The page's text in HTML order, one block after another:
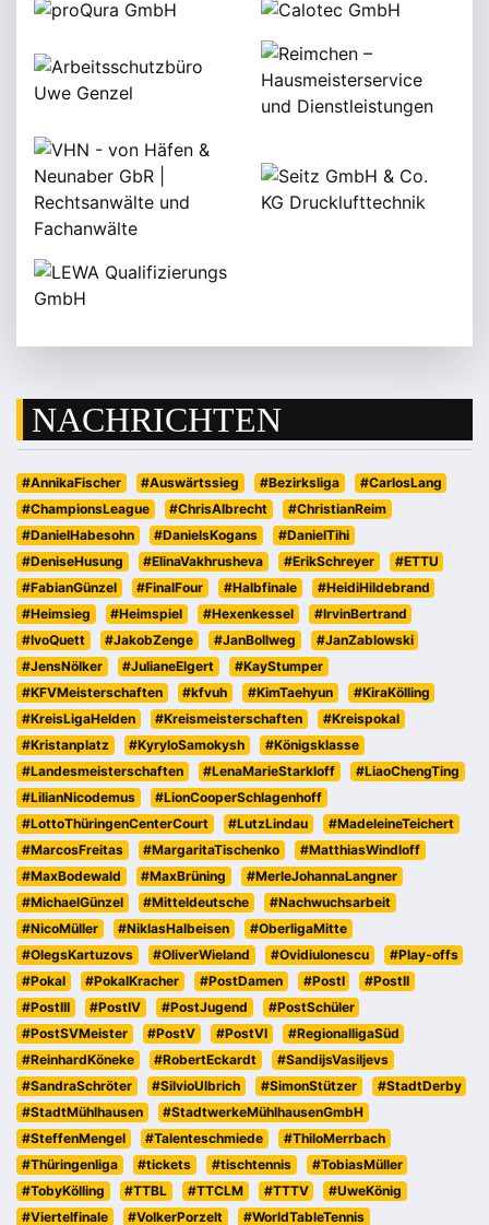
NACHRICHTEN
#AnnikaFischer #Auswärtssieg #Bezirksliga
#CarlosLang
#ChampionsLeague
#ChrisAlbrecht
#ChristianReim
#DanielHabesohn
#DanielsKogans
#DanielTihi
#DeniseHusung
#ElinaVakhrusheva #ErikSchreyer
#ETTU
#FabianGünzel
#FinalFour #Halbfinale
#HeidiHildebrand
#Heimsieg
#Heimspiel #Hexenkessel
#IrvinBertrand
#IvoQuett
#JakobZenge #JanBollweg
#JanZablowski
#JensNölker
#JulianeElgert
#KayStumper
#KFVMeisterschaften
#kfvuh #KimTaehyun
#KiraKölling
#KreisLigaHelden
#Kreismeisterschaften
#Kreispokal
#Kristanplatz
#KyryloSamokysh
#Königsklasse
#Landesmeisterschaften
#LenaMarieStarkloff
#LiaoChengTing
#LilianNicodemus
#LionCooperSchlagenhoff
#LottoThüringenCenterCourt
#LutzLindau
#MadeleineTeichert
#MarcosFreitas
#MargaritaTischenko
#MatthiasWindloff
#MaxBodewald
#MaxBrüning
#MerleJohannaLangner
#MichaelGünzel
#Mitteldeutsche
#Nachwuchsarbeit
#NicoMüller
#NiklasHalbeisen
#OberligaMitte
#OlegsKartuzovs
#OliverWieland #OvidiuIonescu
#Play-offs
#Pokal
#PokalKracher #PostDamen #PostI
#PostII
#PostIII
#PostIV #PostJugend
#PostSchüler
#PostSVMeister
#PostV #PostVI
#RegionalligaSüd
#ReinhardKöneke
#RobertEckardt
#SandijsVasiljevs
#SandraSchröter
#SilvioUlbrich #SimonStützer
#StadtDerby
#StadtMühlhausen
#StadtwerkeMühlhausenGmbH
#SteffenMengel
#Talenteschmiede
#ThiloMerrbach
#Thüringenliga
#tickets #tischtennis
#TobiasMüller
#TobyKölling
#TTBL #TTCLM #TTTV
#UweKönig
#Viertelfinale
#VolkerPorzelt #WorldTableTennis